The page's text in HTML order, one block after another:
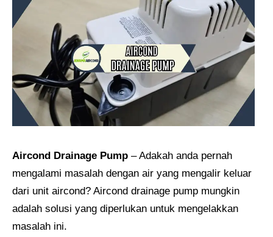
Aircond Drainage Pump​ – Adakah anda pernah
mengalami masalah dengan air yang mengalir keluar
dari unit aircond? Aircond drainage pump mungkin
adalah solusi yang diperlukan untuk mengelakkan
masalah ini.